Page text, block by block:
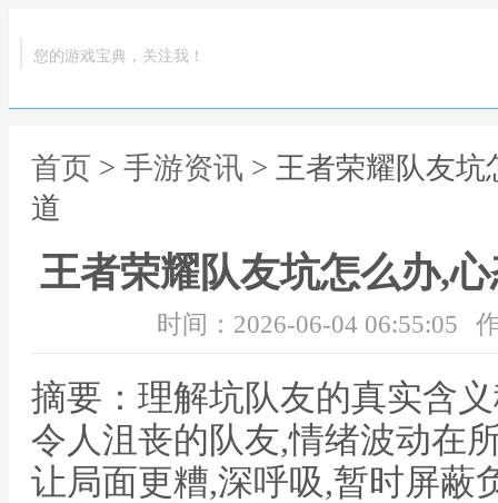
您的游戏宝典，关注我！
首页 > 手游资讯 > 王者荣耀队友
道
王者荣耀队友坑怎么办,
时间：2026-06-04 06:55:05
摘要：理解坑队友的真实含
令人沮丧的队友,情绪波动在
让局面更糟,深呼吸,暂时屏蔽